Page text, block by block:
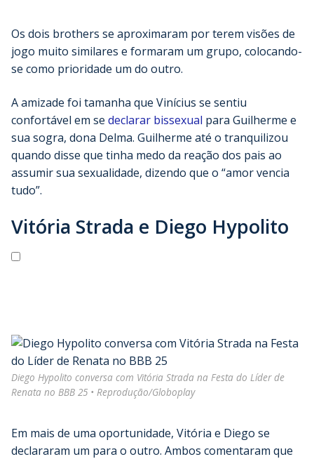
Os dois brothers se aproximaram por terem visões de
jogo muito similares e formaram um grupo, colocando-
se como prioridade um do outro.
A amizade foi tamanha que Vinícius se sentiu
confortável em se declarar bissexual para Guilherme e
sua sogra, dona Delma. Guilherme até o tranquilizou
quando disse que tinha medo da reação dos pais ao
assumir sua sexualidade, dizendo que o “amor vencia
tudo”.
Vitória Strada e Diego Hypolito
Diego Hypolito conversa com Vitória Strada na Festa do Líder de
Renata no BBB 25 • Reprodução/Globoplay
Em mais de uma oportunidade, Vitória e Diego se
declararam um para o outro. Ambos comentaram que